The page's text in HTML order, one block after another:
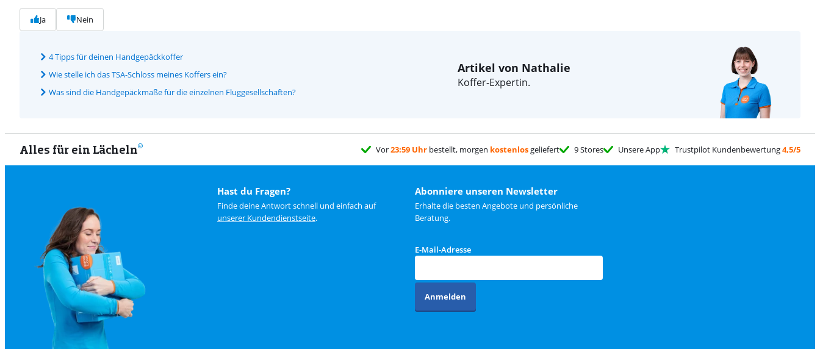
Ja Nein
4 Tipps für deinen Handgepäckkoffer
Wie stelle ich das TSA-Schloss meines Koffers ein?
Was sind die Handgepäckmaße für die einzelnen Fluggesellschaften?
Artikel von Nathalie
Koffer-Expertin.
Alles für ein Lächeln Vor23:59 Uhr bestellt, morgen kostenlosgeliefert 9 Stores Unsere App Trustpilot Kundenbewertung4,5/5
Hast du Fragen?
Finde deine Antwort schnell und einfach auf
unserer Kundendienstseite.
Abonniere unseren Newsletter
Erhalte die besten Angebote und persönliche
Beratung.
E-Mail-Adresse
Anmelden